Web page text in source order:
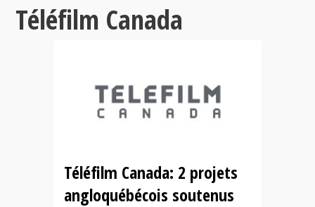
Téléfilm Canada
Téléfilm Canada: 2 projets
angloquébécois soutenus